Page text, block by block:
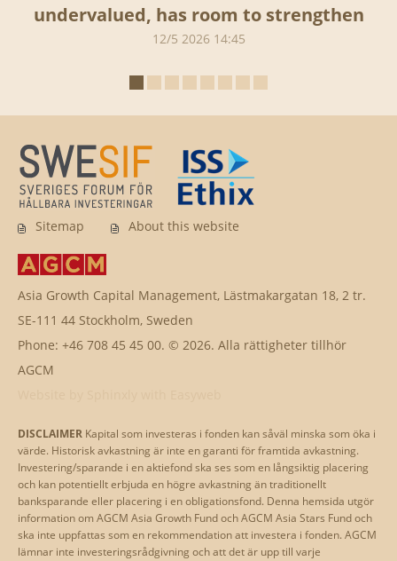
undervalued, has room to strengthen
12/5 2026 14:45
Sitemap About this website
Asia Growth Capital Management, Lästmakargatan 18, 2 tr.
SE-111 44 Stockholm, Sweden
Phone: +46 708 45 45 00. © 2026. Alla rättigheter tillhör
AGCM
DISCLAIMER Kapital som investeras i fonden kan såväl minska som öka i
värde. Historisk avkastning är inte en garanti för framtida avkastning.
Investering/sparande i en aktiefond ska ses som en långsiktig placering
och kan potentiellt erbjuda en högre avkastning än traditionellt
banksparande eller placering i en obligationsfond. Denna hemsida utgör
information om AGCM Asia Growth Fund och AGCM Asia Stars Fund och
ska inte uppfattas som en rekommendation att investera i fonden. AGCM
lämnar inte investeringsrådgivning och att det är upp till varje